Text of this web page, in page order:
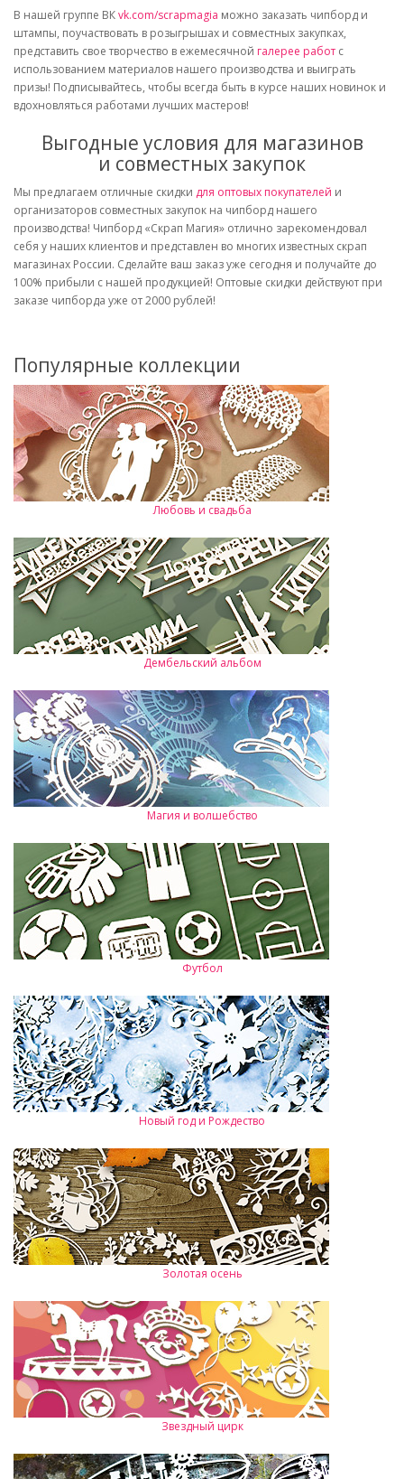
В нашей группе ВКvk.com/scrapmagia можно заказать чипборд и
штампы, поучаствовать в розыгрышах и совместных закупках,
представить свое творчество в ежемесячной галерее работ с
использованием материалов нашего производства и выиграть
призы! Подписывайтесь, чтобы всегда быть в курсе наших новинок и
вдохновляться работами лучших мастеров!
Выгодные условия для магазинов
и совместных закупок
Мы предлагаем отличные скидки для оптовых покупателей и
организаторов совместных закупок на чипборд нашего
производства! Чипборд «Скрап Магия» отлично зарекомендовал
себя у наших клиентов и представлен во многих известных скрап
магазинах России. Сделайте ваш заказ уже сегодня и получайте до
100% прибыли с нашей продукцией! Оптовые скидки действуют при
заказе чипборда уже от 2000 рублей!
Популярные коллекции
Любовь и свадьба
Дембельский альбом
Магия и волшебство
Футбол
Новый год и Рождество
Золотая осень
Звездный цирк